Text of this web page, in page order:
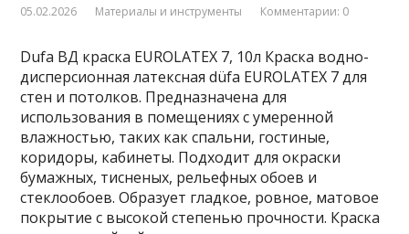
05.02.2026 Материалы и инструменты Комментарии: 0
Dufa ВД краска EUROLATEX 7, 10л Краска водно-
дисперсионная латексная düfa EUROLATEX 7 для
стен и потолков. Предназначена для
использования в помещениях с умеренной
влажностью, таких как спальни, гостиные,
коридоры, кабинеты. Подходит для окраски
бумажных, тисненых, рельефных обоев и
стеклообоев. Образует гладкое, ровное, матовое
покрытие с высокой степенью прочности. Краска